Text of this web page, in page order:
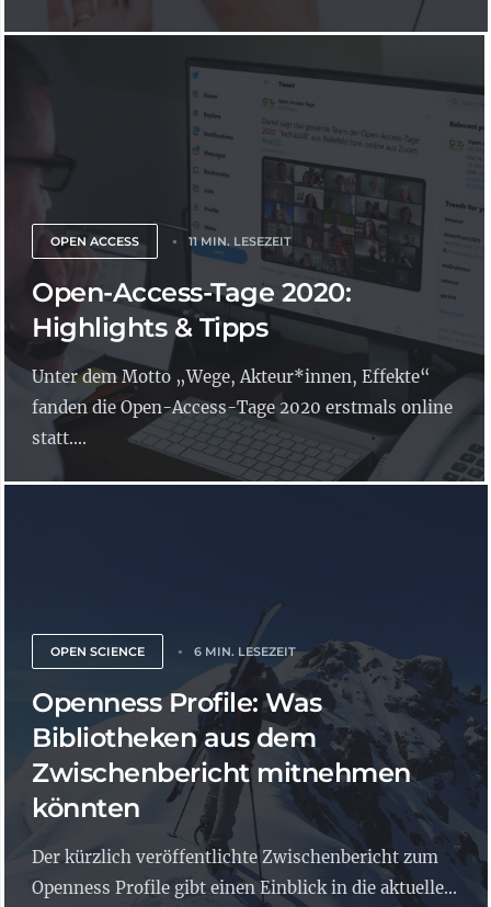
OPEN ACCESS 11 MIN. LESEZEIT
Open-Access-Tage 2020:
Highlights & Tipps
Unter dem Motto „Wege, Akteur*innen, Effekte“
fanden die Open-Access-Tage 2020 erstmals online
statt....
OPEN SCIENCE 6 MIN. LESEZEIT
Openness Profile: Was
Bibliotheken aus dem
Zwischenbericht mitnehmen
könnten
Der kürzlich veröffentlichte Zwischenbericht zum
Openness Profile gibt einen Einblick in die aktuelle...